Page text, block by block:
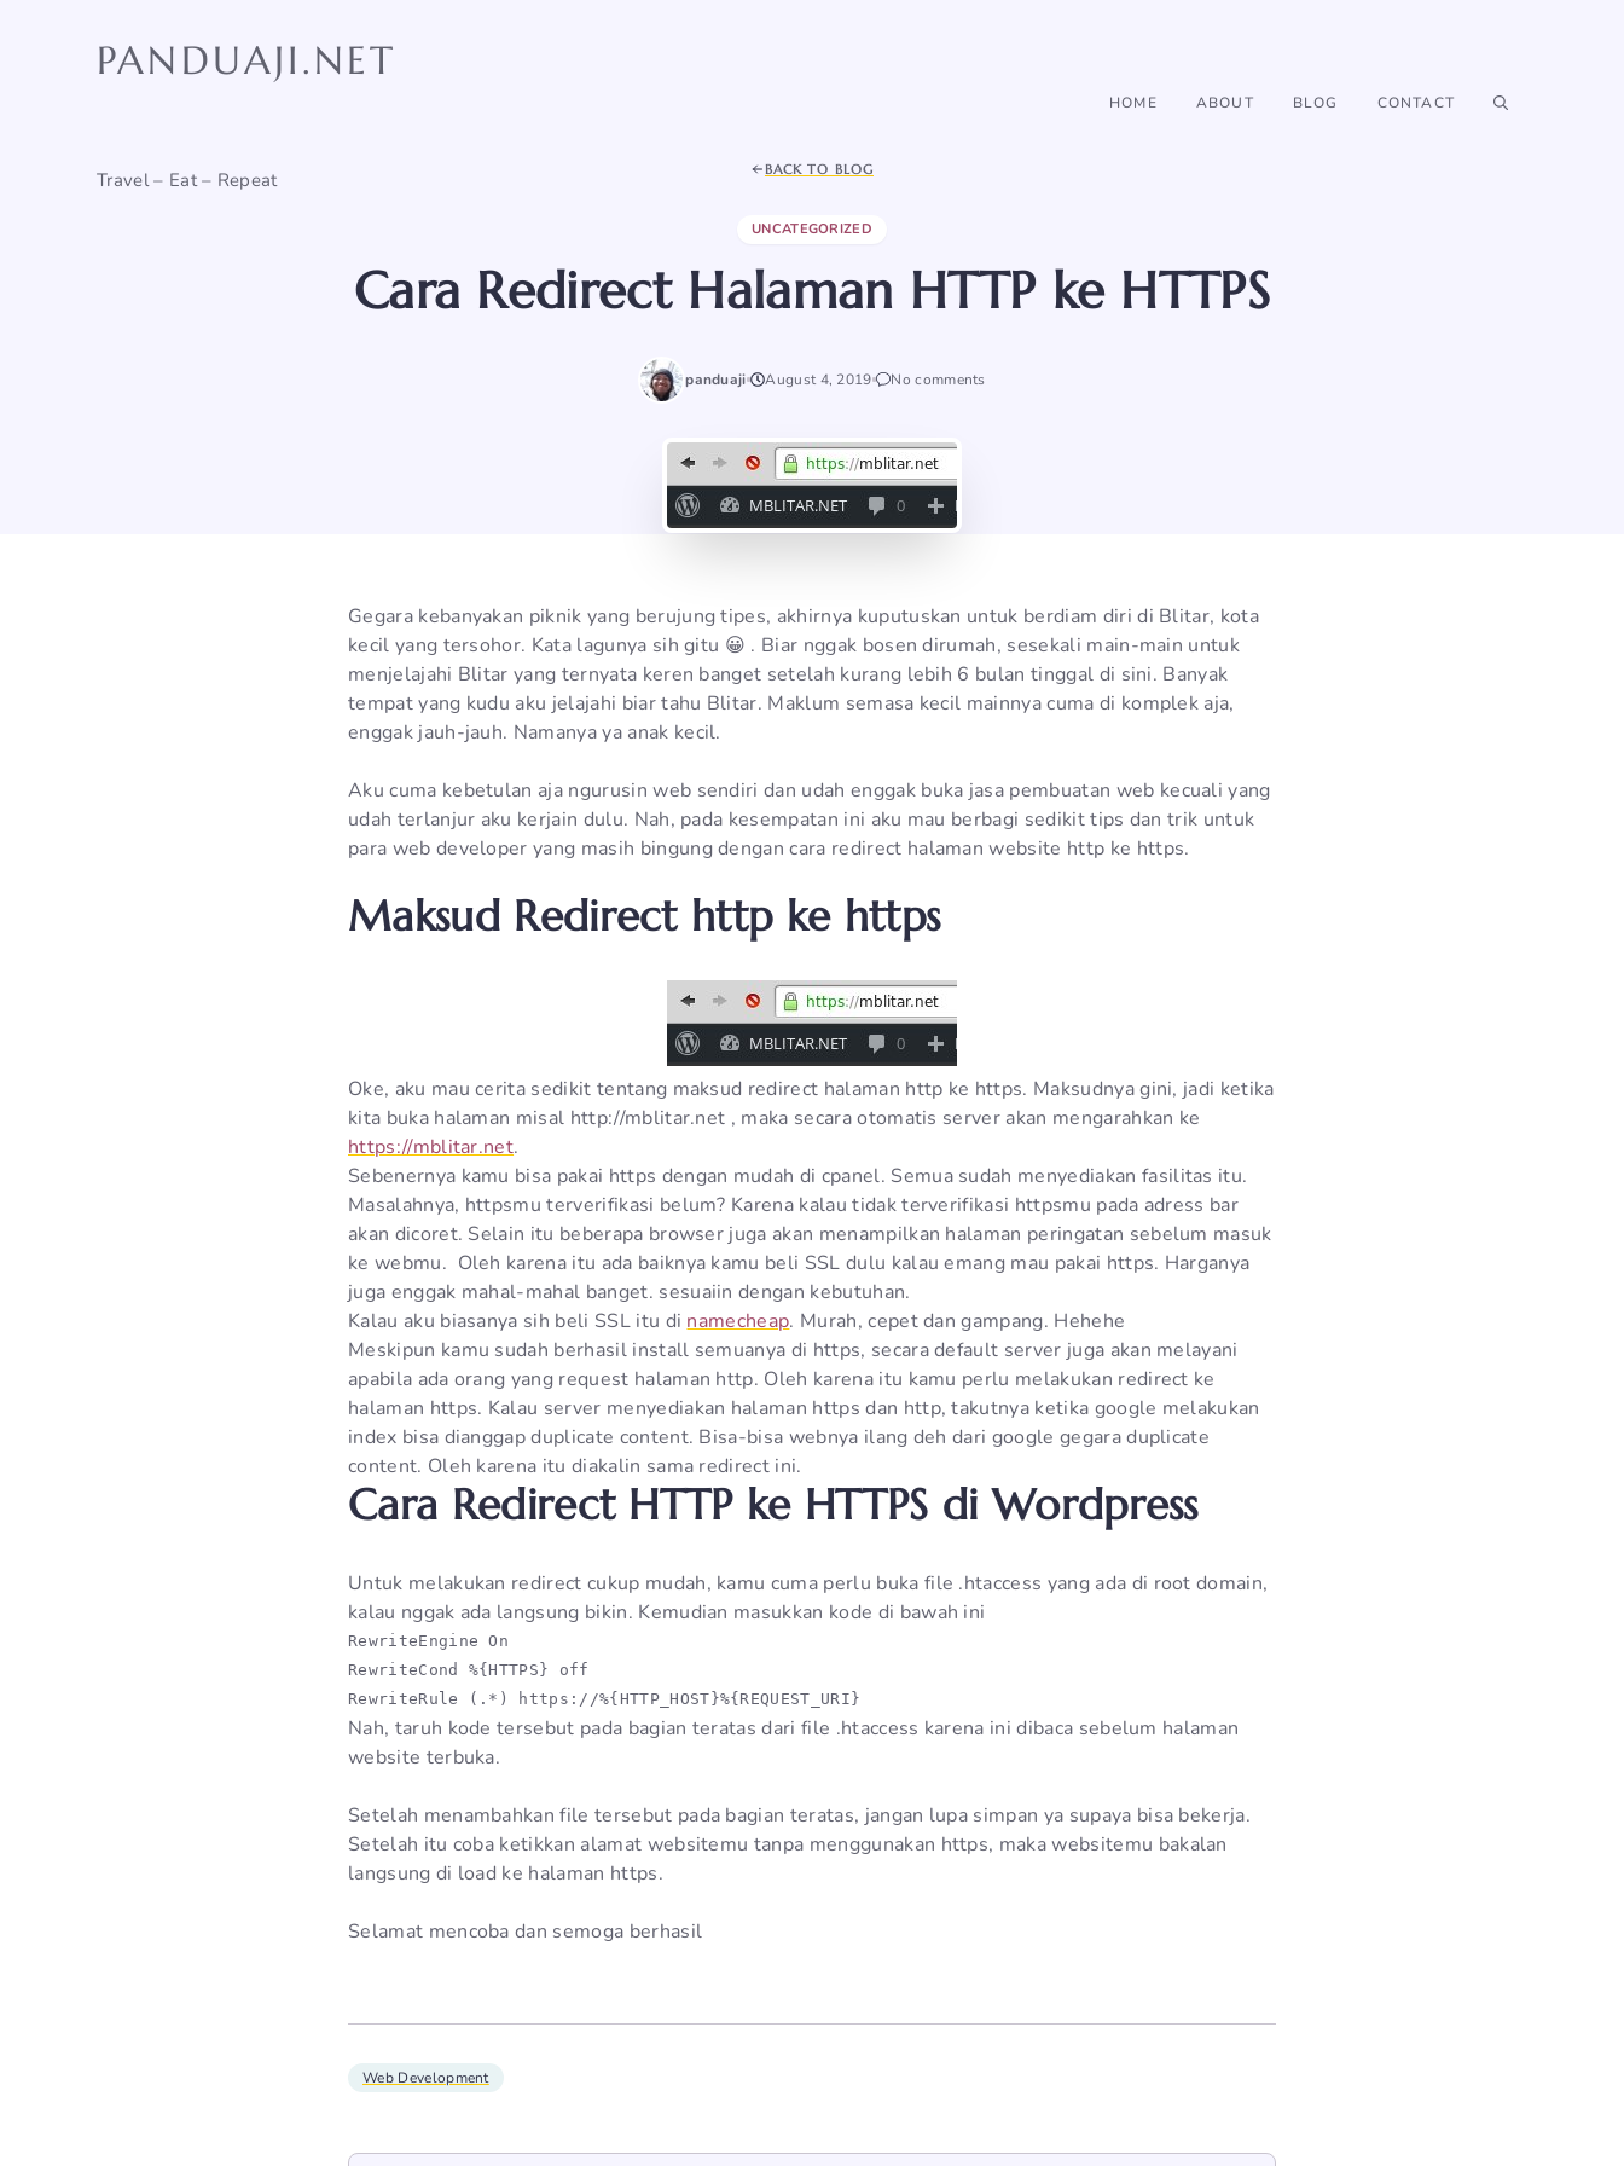
PANDUAJI.NET
Travel – Eat – Repeat
HOME ABOUT BLOG CONTACT
BACK TO BLOG
UNCATEGORIZED
Cara Redirect Halaman HTTP ke HTTPS
panduaji August 4, 2019 No comments
Gegara kebanyakan piknik yang berujung tipes, akhirnya kuputuskan untuk berdiam diri di Blitar, kota
kecil yang tersohor. Kata lagunya sih gitu 😀 . Biar nggak bosen dirumah, sesekali main-main untuk
menjelajahi Blitar yang ternyata keren banget setelah kurang lebih 6 bulan tinggal di sini. Banyak
tempat yang kudu aku jelajahi biar tahu Blitar. Maklum semasa kecil mainnya cuma di komplek aja,
enggak jauh-jauh. Namanya ya anak kecil.
Aku cuma kebetulan aja ngurusin web sendiri dan udah enggak buka jasa pembuatan web kecuali yang
udah terlanjur aku kerjain dulu. Nah, pada kesempatan ini aku mau berbagi sedikit tips dan trik untuk
para web developer yang masih bingung dengan cara redirect halaman website http ke https.
Maksud Redirect http ke https
Oke, aku mau cerita sedikit tentang maksud redirect halaman http ke https. Maksudnya gini, jadi ketika
kita buka halaman misal http://mblitar.net , maka secara otomatis server akan mengarahkan ke
https://mblitar.net.
Sebenernya kamu bisa pakai https dengan mudah di cpanel. Semua sudah menyediakan fasilitas itu.
Masalahnya, httpsmu terverifikasi belum? Karena kalau tidak terverifikasi httpsmu pada adress bar
akan dicoret. Selain itu beberapa browser juga akan menampilkan halaman peringatan sebelum masuk
ke webmu. Oleh karena itu ada baiknya kamu beli SSL dulu kalau emang mau pakai https. Harganya
juga enggak mahal-mahal banget. sesuaiin dengan kebutuhan.
Kalau aku biasanya sih beli SSL itu di namecheap. Murah, cepet dan gampang. Hehehe
Meskipun kamu sudah berhasil install semuanya di https, secara default server juga akan melayani
apabila ada orang yang request halaman http. Oleh karena itu kamu perlu melakukan redirect ke
halaman https. Kalau server menyediakan halaman https dan http, takutnya ketika google melakukan
index bisa dianggap duplicate content. Bisa-bisa webnya ilang deh dari google gegara duplicate
content. Oleh karena itu diakalin sama redirect ini.
Cara Redirect HTTP ke HTTPS di Wordpress
Untuk melakukan redirect cukup mudah, kamu cuma perlu buka file .htaccess yang ada di root domain,
kalau nggak ada langsung bikin. Kemudian masukkan kode di bawah ini
RewriteEngine On
RewriteCond %{HTTPS} off
RewriteRule (.*) https://%{HTTP_HOST}%{REQUEST_URI}
Nah, taruh kode tersebut pada bagian teratas dari file .htaccess karena ini dibaca sebelum halaman
website terbuka.
Setelah menambahkan file tersebut pada bagian teratas, jangan lupa simpan ya supaya bisa bekerja.
Setelah itu coba ketikkan alamat websitemu tanpa menggunakan https, maka websitemu bakalan
langsung di load ke halaman https.
Selamat mencoba dan semoga berhasil
Web Development